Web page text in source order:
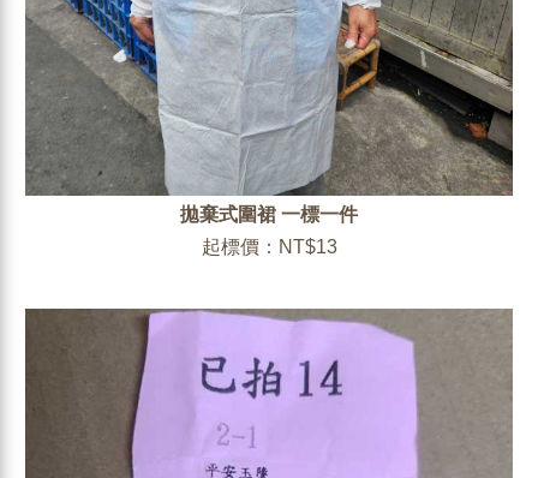
拋棄式圍裙 一標一件
起標價：NT$13